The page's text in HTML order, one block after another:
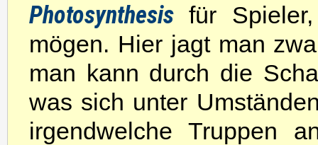
Photosynthesis für
mögen. Hier jagt man
man kann durch die
was sich unter
irgendwelche Truppen